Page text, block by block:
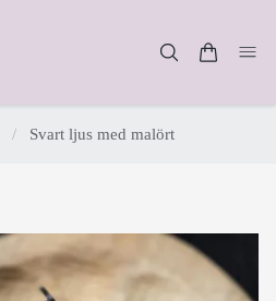
/ Svart ljus med malört